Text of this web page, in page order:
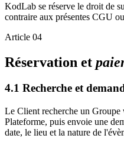
KodLab se réserve le droit de
contraire aux présentes CGU
Article 04
Réservation et
4.1 Recherche et
Le Client recherche un Groupe
Plateforme, puis envoie une
date, le lieu et la nature de